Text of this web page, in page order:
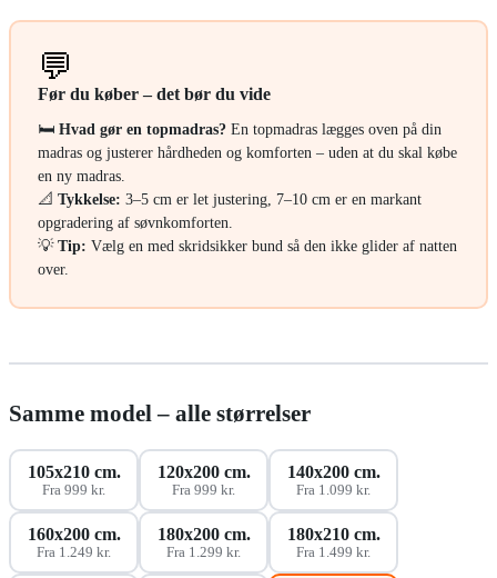
💬
Før du køber – det bør du vide
🛏️ Hvad gør en topmadras?En topmadras lægges oven på din
madras og justerer hårdheden og komforten – uden at du skal købe
en ny madras.
📐 Tykkelse: 3–5 cm er let justering, 7–10 cm er en markant
opgradering af søvnkomforten.
💡Tip: Vælg en med skridsikker bund så den ikke glider af natten
over.
Samme model – alle størrelser
105x210 cm.
Fra 999 kr.
120x200 cm.
Fra 999 kr.
140x200 cm.
Fra 1.099 kr.
160x200 cm.
Fra 1.249 kr.
180x200 cm.
Fra 1.299 kr.
180x210 cm.
Fra 1.499 kr.